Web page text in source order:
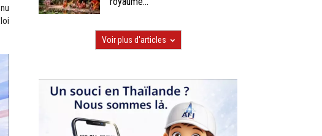
Voir plus d'articles